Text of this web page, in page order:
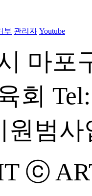
부 관리자 Youtube
마포
회
원범사
ⓒ